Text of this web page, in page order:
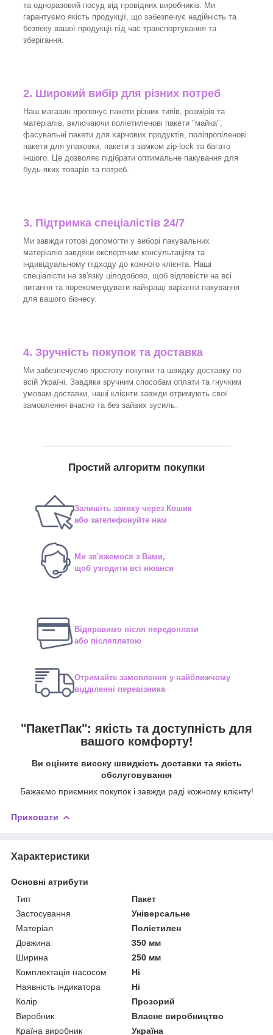
та одноразовий посуд від провідних виробників. Ми
гарантуємо якість продукції, що забезпечує надійність та
безпеку вашої продукції під час транспортування та
зберігання.
2. Широкий вибір для різних потреб
Наш магазин пропонує пакети різних типів, розмірів та
матеріалів, включаючи поліетиленові пакети "майка",
фасувальні пакети для харчових продуктів, поліпропіленові
пакети для упаковки, пакети з замком zip-lock та багато
іншого. Це дозволяє підібрати оптимальне пакування для
будь-яких товарів та потреб.
3. Підтримка спеціалістів 24/7
Ми завжди готові допомогти у виборі пакувальних
матеріалів завдяки експертним консультаціям та
індивідуальному підходу до кожного клієнта. Наші
спеціалісти на зв'язку цілодобово, щоб відповісти на всі
питання та порекомендувати найкращі варіанти пакування
для вашого бізнесу.
4. Зручність покупок та доставка
Ми забезпечуємо простоту покупки та швидку доставку по
всій Україні. Завдяки зручним способам оплати та гнучким
умовам доставки, наші клієнти завжди отримують свої
замовлення вчасно та без зайвих зусиль.
Простий алгоритм покупки
Залишіть заявку через Кошик
або зателефонуйте нам
Ми зв'яжемося з Вами,
щоб узгодити всі нюанси
Відправимо після передоплати
або післяплатою
Отримайте замовлення у найближчому
відділенні перевізника
"ПакетПак": якість та доступність для
вашого комфорту!
Ви оціните високу швидкість доставки та якість
обслуговування
Бажаємо приємних покупок і завжди раді кожному клієнту!
Приховати
Характеристики
Основні атрибути
Тип
Пакет
Застосування
Універсальне
Матеріал
Поліетилен
Довжина
350 мм
Ширина
250 мм
Комплектація насосом
Ні
Наявність індикатора
Ні
Колір
Прозорий
Виробник
Власне виробництво
Країна виробник
Україна